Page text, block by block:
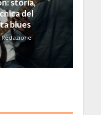
storia,
del
blues
Redazione